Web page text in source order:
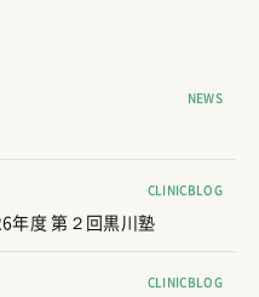
NEWS
年度 第２回黒川塾
CLINICBLOG
CLINICBLOG